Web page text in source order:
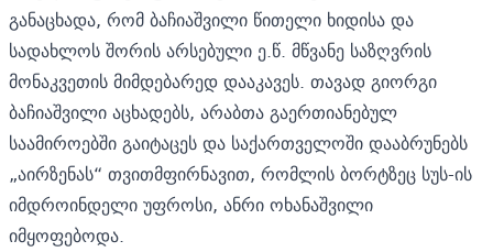
განაცხადა, რომ ბაჩიაშვილი წითელი ხიდისა და
სადახლოს შორის არსებული ე.წ. მწვანე საზღვრის
მონაკვეთის მიმდებარედდააკავეს. თავად გიორგი
ბაჩიაშვილიაცხადებს, არაბთა გაერთიანებულ
საამიროებში გაიტაცეს და საქართველოში დააბრუნებს
„აირზენას“ თვითმფირნავით, რომლის ბორტზეც სუს-ის
იმდროინდელი უფროსი, ანრი ოხანაშვილი
იმყოფებოდა.